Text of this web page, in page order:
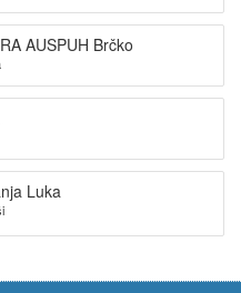
AUSPUH Brčko
Luka